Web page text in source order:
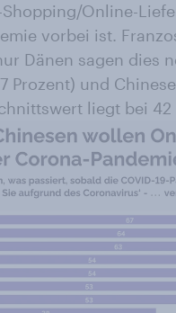
Online-
vorbei ist.
Dänen sagen dies
Prozent) und
liegt bei 42